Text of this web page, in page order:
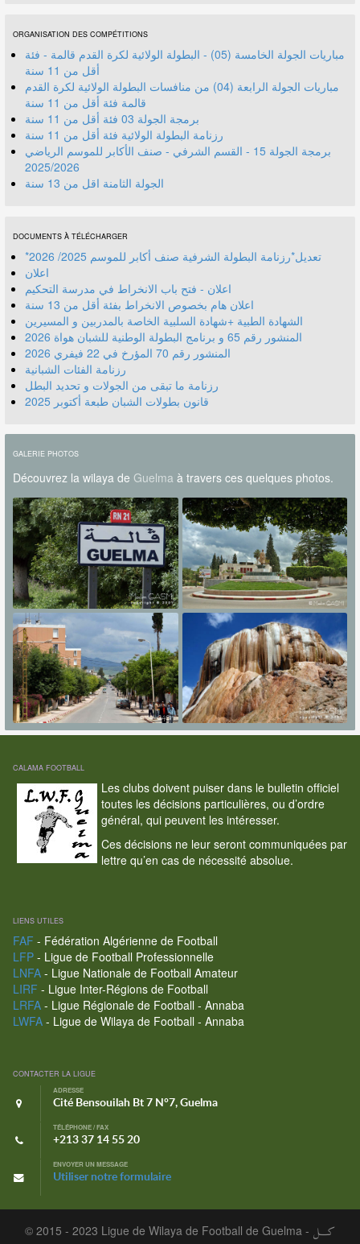
ORGANISATION DES COMPÉTITIONS
مباريات الجولة الخامسة (05) - البطولة الولائية لكرة القدم قالمة - فئة
أقل من 11 سنة
مباريات الجولة الرابعة (04) من منافسات البطولة الولائية لكرة القدم
قالمة فئة أقل من 11 سنة
برمجة الجولة 03 فئة أقل من 11 سنة
رزنامة البطولة الولائية فئة أقل من 11 سنة
برمجة الجولة 15 - القسم الشرفي - صنف الأكابر للموسم الرياضي
2025/2026
الجولة الثامنة اقل من 13 سنة
DOCUMENTS À TÉLÉCHARGER
*تعديل*رزنامة البطولة الشرفية صنف أكابر للموسم 2025/ 2026
اعلان
اعلان - فتح باب الانخراط في مدرسة التحكيم
اعلان هام بخصوص الانخراط بفئة أقل من 13 سنة
الشهادة الطبية +شهادة السلبية الخاصة بالمدربين و المسيرين
المنشور رقم 70 المؤرخ في 22 فيفري 2026
رزنامة الفئات الشبانية
رزنامة ما تبقى من الجولات و تحديد البطل
قانون بطولات الشبان طبعة أكتوبر 2025
GALERIE PHOTOS
Découvrez la wilaya de Guelmaà travers ces quelques photos.
CALAMA FOOTBALL
Les clubs doivent puiser dans le bulletin officiel
toutes les décisions particulières, ou d’ordre
général, qui peuvent les intéresser.
Ces décisions ne leur seront communiquées par
lettre qu’en cas de nécessité absolue.
LIENS UTILES
FAF - Fédération Algérienne de Football
LFP- Ligue de Football Professionnelle
LNFA- Ligue Nationale de Football Amateur
LIRF - Ligue Inter-Régions de Football
LRFA- Ligue Régionale de Football - Annaba
LWFA- Ligue de Wilaya de Football - Annaba
CONTACTER LA LIGUE
ADRESSE
Cité Bensouilah Bt 7 N°7, Guelma
TÉLÉPHONE / FAX
+213 37 14 55 20
ENVOYER UN MESSAGE
Utiliser notre formulaire
© 2015 - 2023 Ligue de Wilaya de Football de Guelma - كـــل